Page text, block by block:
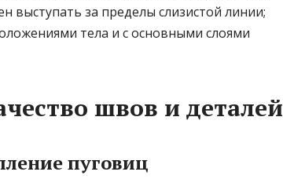
за пределы слизистой линии;
тела и с основными слоями
швов и деталей
пуговиц